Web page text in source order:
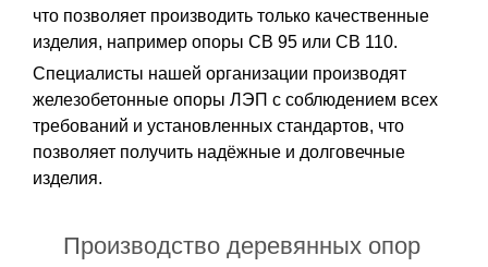
что позволяет производить только качественные
изделия, например опоры СВ 95 или СВ 110.
Специалисты нашей организации производят
железобетонные опоры ЛЭП с соблюдением всех
требований и установленных стандартов, что
позволяет получить надёжные и долговечные
изделия.
Производство деревянных опор